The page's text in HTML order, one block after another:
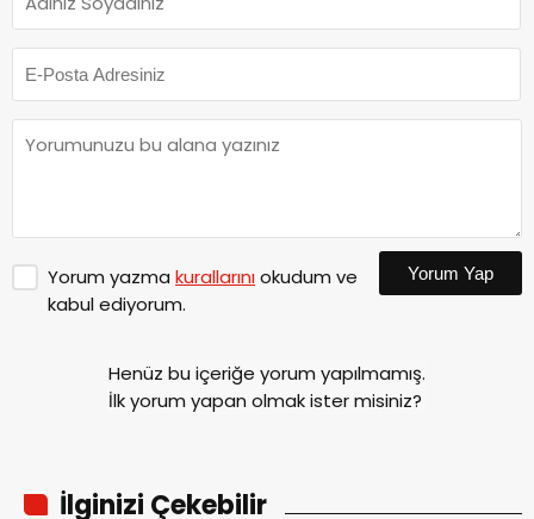
Yorum yazma kurallarınıokudum ve
kabul ediyorum.
Yorum Yap
Henüz bu içeriğe yorum yapılmamış.
İlk yorum yapan olmak ister misiniz?
İlginizi Çekebilir